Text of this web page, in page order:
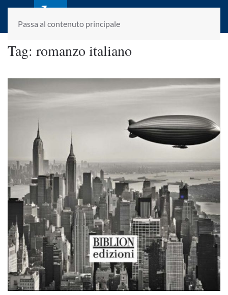
Passa al contenuto principale
laletteraturaenoi.it
fondato da Romano Luperini
Tag: romanzo italiano